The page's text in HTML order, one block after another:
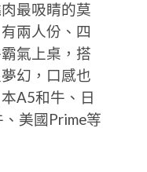
最吸睛的莫
兩人份、四
氣上桌，搭
幻，口感也
A5和牛、日
美國Prime等